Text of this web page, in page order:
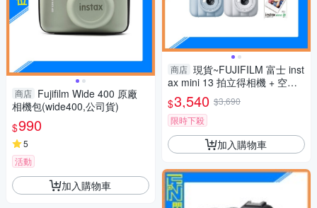
商店 Fujifilm Wide 400 原廠
相機包(wide400,公司貨)
$990
5
活動
加入購物車
商店 現貨~FUJIFILM 富士 inst
ax mini 13 拍立得相機 + 空白
底片20張(mini13,公司貨)
$3,540 $3,690
限時下殺
加入購物車